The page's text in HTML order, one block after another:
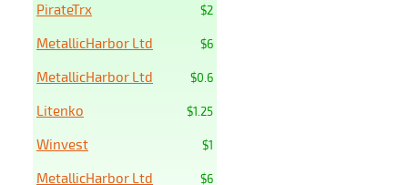
$2
PirateTrx
$6
MetallicHarbor Ltd
$0.6
MetallicHarbor Ltd
$1.25
Litenko
$1
Winvest
$6
MetallicHarbor Ltd